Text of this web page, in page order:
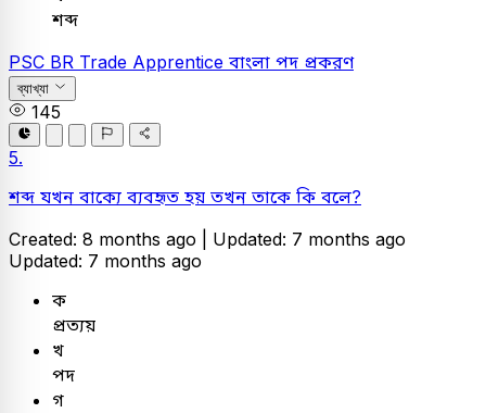
শব্দ
PSC BR Trade Apprentice বাংলা পদ প্রকরণ
ব্যাখ্যা
145
5.
শব্দ যখন বাক্যে ব্যবহৃত হয় তখন তাকে কি বলে?
Created: 8 months ago | Updated: 7 months ago
Updated: 7 months ago
ক
প্রত্যয়
খ
পদ
গ